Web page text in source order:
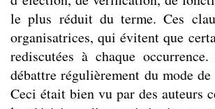
le plus réduit du terme. Ces
organisatrices, qui évitent que
rediscutées à chaque
débattre régulièrement du mode
Ceci était bien vu par des auteurs